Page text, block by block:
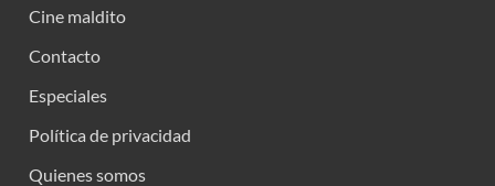
Cine maldito
Contacto
Especiales
Política de privacidad
Quienes somos